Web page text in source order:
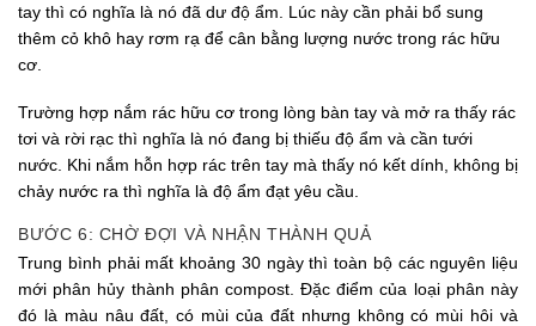
tay thì có nghĩa là nó đã dư độ ẩm. Lúc này cần phải bổ sung
thêm cỏ khô hay rơm rạ để cân bằng lượng nước trong rác hữu
cơ.
Trường hợp nắm rác hữu cơ trong lòng bàn tay và mở ra thấy rác
tơi và rời rạc thì nghĩa là nó đang bị thiếu độ ẩm và cần tưới
nước. Khi nắm hỗn hợp rác trên tay mà thấy nó kết dính, không bị
chảy nước ra thì nghĩa là độ ẩm đạt yêu cầu.
BƯỚC 6: CHỜ ĐỢI VÀ NHẬN THÀNH QUẢ
Trung bình phải mất khoảng 30 ngày thì toàn bộ các nguyên liệu
mới phân hủy thành phân compost. Đặc điểm của loại phân này
đó là màu nâu đất, có mùi của đất nhưng không có mùi hôi và